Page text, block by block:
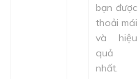
bạn được
thoải mái
và hiệu
quả
nhất.